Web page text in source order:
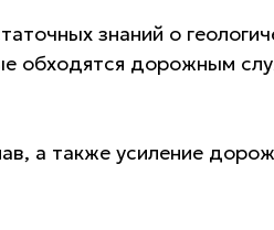
знаний о
обходятся дорожным
а также усиление